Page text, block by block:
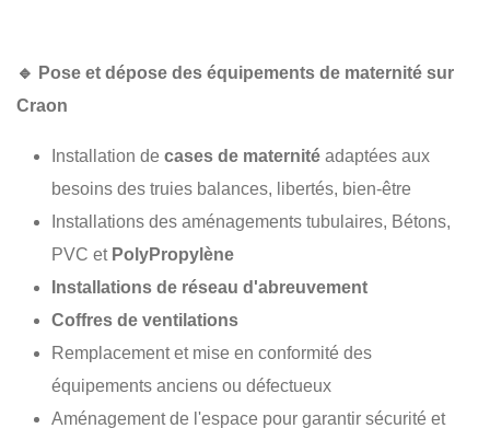
🔹 Pose et dépose des équipements de maternité sur
Craon
Installation de cases de maternité adaptées aux
besoins des truies balances, libertés, bien-être
Installations des aménagements tubulaires, Bétons,
PVC et PolyPropylène
Installations de réseau d'abreuvement
Coffres de ventilations
Remplacement et mise en conformité des
équipements anciens ou défectueux
Aménagement de l'espace pour garantir sécurité et